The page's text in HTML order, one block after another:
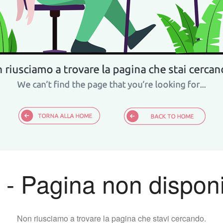
Pagina non
Non riusciamo a trovare la pagina che stavi cercando.